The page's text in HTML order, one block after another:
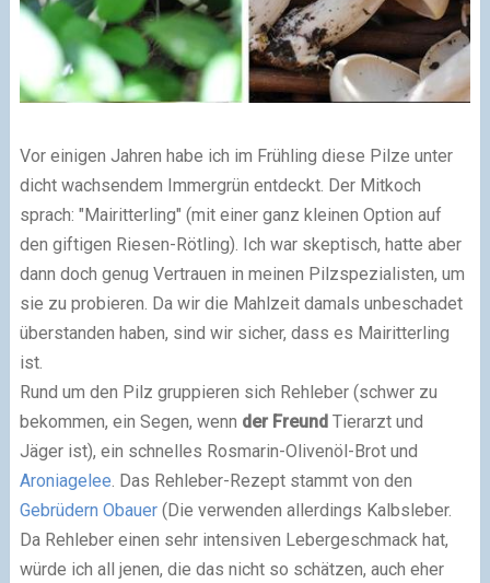
Vor einigen Jahren habe ich im Frühling diese Pilze unter
dicht wachsendem Immergrün entdeckt. Der Mitkoch
sprach: "Mairitterling" (mit einer ganz kleinen Option auf
den giftigen Riesen-Rötling). Ich war skeptisch, hatte aber
dann doch genug Vertrauen in meinen Pilzspezialisten, um
sie zu probieren. Da wir die Mahlzeit damals unbeschadet
überstanden haben, sind wir sicher, dass es Mairitterling
ist.
Rund um den Pilz gruppieren sich Rehleber (schwer zu
bekommen, ein Segen, wenn der Freund Tierarzt und
Jäger ist), ein schnelles Rosmarin-Olivenöl-Brot und
Aroniagelee. Das Rehleber-Rezept stammt von den
Gebrüdern Obauer(Die verwenden allerdings Kalbsleber.
Da Rehleber einen sehr intensiven Lebergeschmack hat,
würde ich all jenen, die das nicht so schätzen, auch eher